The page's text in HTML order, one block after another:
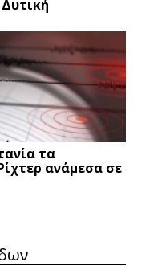
τα
ανάμεσα σε